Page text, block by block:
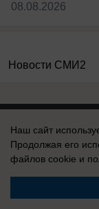
08.08.2026
Новости СМИ2
Реклама на
Наш сайт
Продолжая его
файлов cookie и